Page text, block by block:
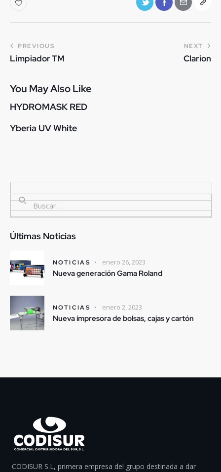
PREVIOUS
Limpiador TM
NEXT
Clarion
You May Also Like
HYDROMASK RED
Yberia UV White
Últimas Noticias
NOTICIAS enero 26, 2023
Nueva generación Gama Roland
NOTICIAS enero 2, 2023
Nueva impresora de bolsas, cajas y cartón
CODISUR S.L, primera empresa del grupo destinada a dar